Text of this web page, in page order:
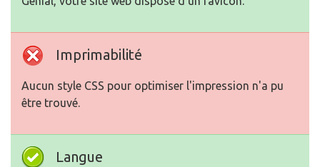
Imprimabilité
Aucun style CSS pour optimiser l'impression n'a pu
être trouvé.
Langue